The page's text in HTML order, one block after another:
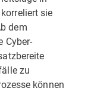
sie
dem
Cyber-
zu
können